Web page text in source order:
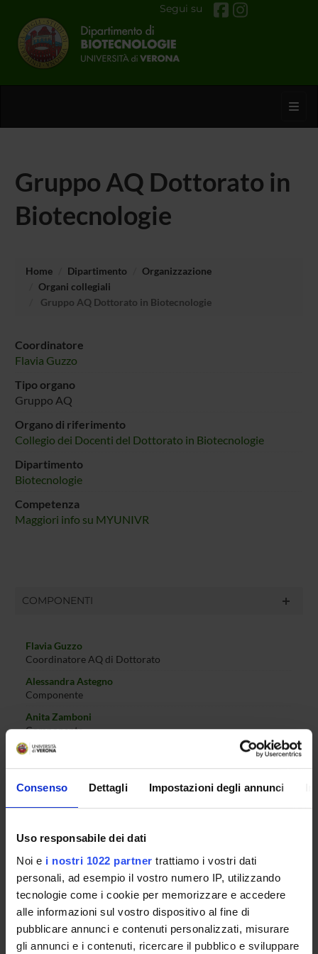
Consenso Dettagli Impostazioni degli annunci
Uso responsabile dei dati
Noi e i nostri 1022 partner trattiamo i vostri dati
personali, ad esempio il vostro numero IP, utilizzando
tecnologie come i cookie per memorizzare e accedere
alle informazioni sul vostro dispositivo al fine di
pubblicare annunci e contenuti personalizzati, misurare
gli annunci e i contenuti, ricercare il pubblico e sviluppare
Segui su
Gruppo AQ Dottorato in
Biotecnologie
Home Dipartimento
Organizzazione
Organi collegiali
Gruppo AQ Dottorato in Biotecnologie
Coordinatore
Flavia Guzzo
Tipo organo
Gruppo AQ
Organo di riferimento
Collegio dei Docenti del Dottorato in Biotecnologie
Dipartimento
Biotecnologie
Competenza
Maggiori info su MYUNIVR
COMPONENTI
Flavia Guzzo
Coordinatore AQ di Dottorato
Alessandra Astegno
Componente
Anita Zamboni
Componente
Rappresentante dottorandi
Carmine Carratore
Rappresentante dottorandi
Rappresentante dottorandi
SEDUTE E VERBALI